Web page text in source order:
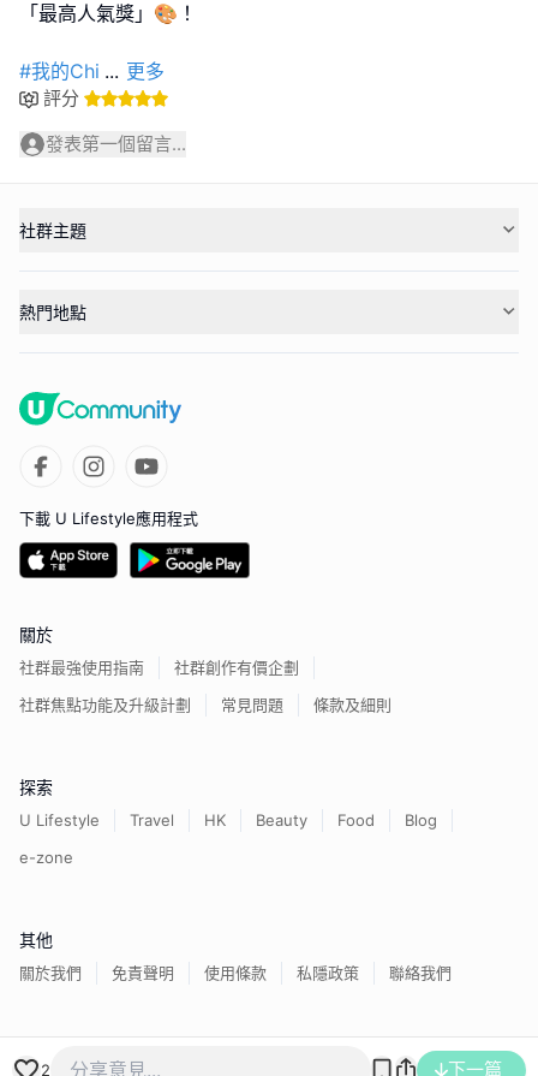
「最高人氣獎」🎨！
#我的Chi ... 更多
評分
發表第一個留言...
2 下一篇
社群主題
熱門地點
下載 U Lifestyle應用程式
關於
社群最強使用指南
社群創作有價企劃
社群焦點功能及升級計劃
常見問題 條款及細則
探索
U Lifestyle Travel HK Beauty Food
Blog
e-zone
其他
關於我們 免責聲明 使用條款 私隱政策 聯絡我們
香港經濟日報版權所有©